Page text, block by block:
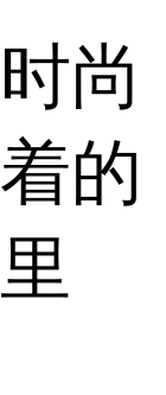
尚
的